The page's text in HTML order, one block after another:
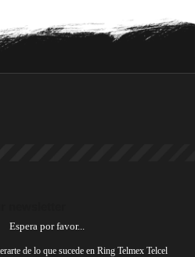
Espera por favor...
de lo que sucede en Ring Telmex Telcel